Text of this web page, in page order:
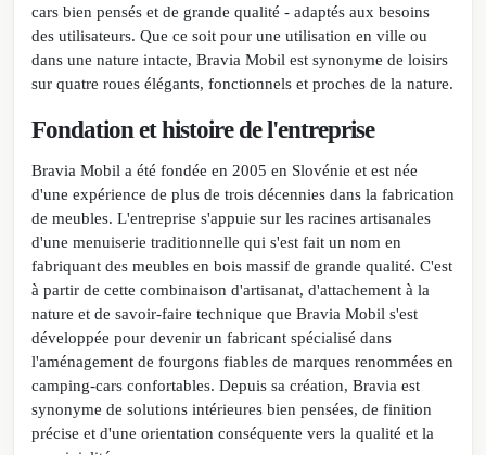
cars bien pensés et de grande qualité - adaptés aux besoins
des utilisateurs. Que ce soit pour une utilisation en ville ou
dans une nature intacte, Bravia Mobil est synonyme de loisirs
sur quatre roues élégants, fonctionnels et proches de la nature.
Fondation et histoire de l'entreprise
Bravia Mobil a été fondée en 2005 en Slovénie et est née
d'une expérience de plus de trois décennies dans la fabrication
de meubles. L'entreprise s'appuie sur les racines artisanales
d'une menuiserie traditionnelle qui s'est fait un nom en
fabriquant des meubles en bois massif de grande qualité. C'est
à partir de cette combinaison d'artisanat, d'attachement à la
nature et de savoir-faire technique que Bravia Mobil s'est
développée pour devenir un fabricant spécialisé dans
l'aménagement de fourgons fiables de marques renommées en
camping-cars confortables. Depuis sa création, Bravia est
synonyme de solutions intérieures bien pensées, de finition
précise et d'une orientation conséquente vers la qualité et la